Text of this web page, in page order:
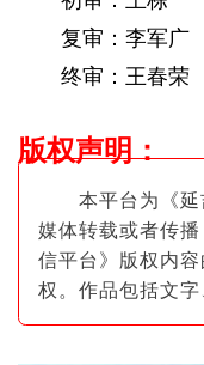
复审：李军广
终审：王春荣
版权声明：
本平台为《延
媒体转载或者传
信平台》版权内
权。作品包括文字